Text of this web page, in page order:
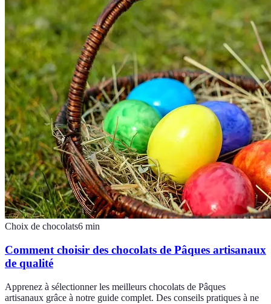
Choix de chocolats6 min
Comment choisir des chocolats de Pâques artisanaux
de qualité
Apprenez à sélectionner les meilleurs chocolats de Pâques
artisanaux grâce à notre guide complet. Des conseils pratiques à ne